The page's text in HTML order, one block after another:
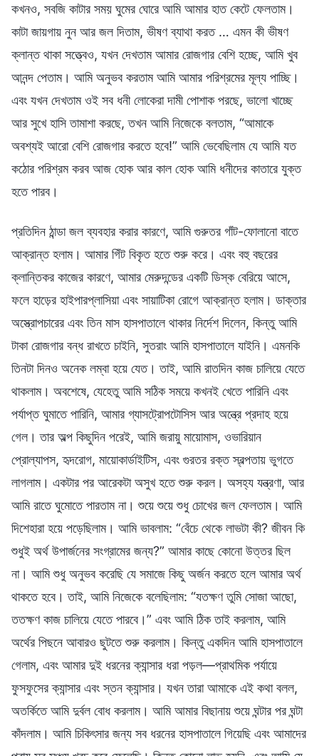
কখনও, সবজি কাটার সময় ঘুমের ঘোরে আমি আমার হাত কেটে ফেলতাম।
কাটা জায়গায় নুন আর জল দিতাম, ভীষণ ব্যাথা করত … এমন কী ভীষণ
ক্লান্ত থাকা সত্ত্বেও, যখন দেখতাম আমার রোজগার বেশি হচ্ছে, আমি খুব
আনন্দ পেতাম। আমি অনুভব করতাম আমি আমার পরিশ্রমের মূল্য পাচ্ছি।
এবং যখন দেখতাম ওই সব ধনী লোকেরা দামী পোশাক পরছে, ভালো খাচ্ছে
আর সুখে হাসি তামাশা করছে, তখন আমি নিজেকে বলতাম, “আমাকে
অবশ্যই আরো বেশি রোজগার করতে হবে!” আমি ভেবেছিলাম যে আমি যত
কঠোর পরিশ্রম করব আজ হোক আর কাল হোক আমি ধনীদের কাতারে যুক্ত
হতে পারব।
প্রতিদিন ঠান্ডা জল ব্যবহার করার কারণে, আমি গুরুতর গাঁট-ফোলানো বাতে
আক্রান্ত হলাম। আমার গিঁট বিকৃত হতে শুরু করে। এবং বহু বছরের
ক্লান্তিকর কাজের কারণে, আমার মেরুদন্ডের একটি ডিস্ক বেরিয়ে আসে,
ফলে হাড়ের হাইপারপ্লাসিয়া এবং সায়াটিকা রোগে আক্রান্ত হলাম। ডাক্তার
অস্ত্রোপচারের এবং তিন মাস হাসপাতালে থাকার নির্দেশ দিলেন, কিন্তু আমি
টাকা রোজগার বন্ধ রাখতে চাইনি, সুতরাং আমি হাসপাতালে যাইনি। এমনকি
তিনটা দিনও অনেক লম্বা হয়ে যেত। তাই, আমি রাতদিন কাজ চালিয়ে যেতে
থাকলাম। অবশেষে, যেহেতু আমি সঠিক সময়ে কখনই খেতে পারিনি এবং
পর্যাপ্ত ঘুমাতে পারিনি, আমার গ্যাসট্রোপটোসিস আর অন্ত্রে প্রদাহ হয়ে
গেল। তার অল্প কিছুদিন পরেই, আমি জরায়ু মায়োমাস, ওভারিয়ান
প্রোল্যাপস, হৃদরোগ, মায়োকার্ডাইটিস, এবং গুরতর রক্ত স্বল্পতায় ভুগতে
লাগলাম। একটার পর আরেকটা অসুখ হতে শুরু করল। অসহ্য যন্ত্রণা, আর
আমি রাতে ঘুমোতে পারতাম না। শুয়ে শুয়ে শুধু চোখের জল ফেলতাম। আমি
দিশেহারা হয়ে পড়েছিলাম। আমি ভাবলাম: “বেঁচে থেকে লাভটা কী? জীবন কি
শুধুই অর্থ উপার্জনের সংগ্রামের জন্য?” আমার কাছে কোনো উত্তর ছিল
না। আমি শুধু অনুভব করেছি যে সমাজে কিছু অর্জন করতে হলে আমার অর্থ
থাকতে হবে। তাই, আমি নিজেকে বলেছিলাম: “যতক্ষণ তুমি সোজা আছো,
ততক্ষণ কাজ চালিয়ে যেতে পারবে।” এবং আমি ঠিক তাই করলাম, আমি
অর্থের পিছনে আবারও ছুটতে শুরু করলাম। কিন্তু একদিন আমি হাসপাতালে
গেলাম, এবং আমার দুই ধরনের ক্যান্সার ধরা পড়ল—প্রাথমিক পর্যায়ে
ফুসফুসের ক্যান্সার এবং স্তন ক্যান্সার। যখন তারা আমাকে এই কথা বলল,
অতর্কিতে আমি দুর্বল বোধ করলাম। আমি আমার বিছানায় শুয়ে ঘন্টার পর ঘন্টা
কাঁদলাম। আমি চিকিৎসার জন্য সব ধরনের হাসপাতালে গিয়েছি এবং আমাদের